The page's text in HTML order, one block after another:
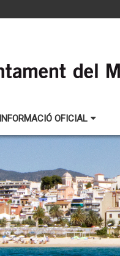
INFORMACIÓ OFICIAL